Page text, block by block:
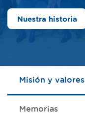
Nuestra historia
Misión y valores
Memorias